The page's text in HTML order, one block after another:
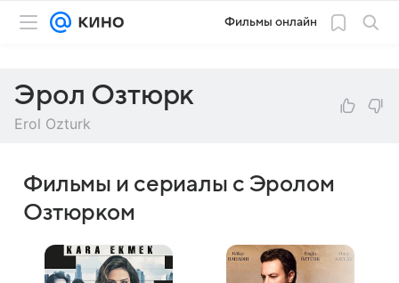
Фильмы онлайн
Эрол Озтюрк
Erol Ozturk
Фильмы и сериалы с Эролом
Озтюрком